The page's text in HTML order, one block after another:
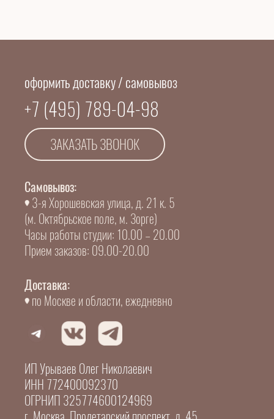
оформить доставку / самовывоз
+7 (495) 789-04-98
ЗАКАЗАТЬ ЗВОНОК
Самовывоз:
3-я Хорошевская улица, д. 21 к. 5
(м. Октябрьское поле, м. Зорге)
Часы работы студии: 10.00 – 20.00
Прием заказов: 09.00-20.00
Доставка:
по Москве и области, ежедневно
ИП Урываев Олег Николаевич
ИНН 772400092370
ОГРНИП 325774600124969